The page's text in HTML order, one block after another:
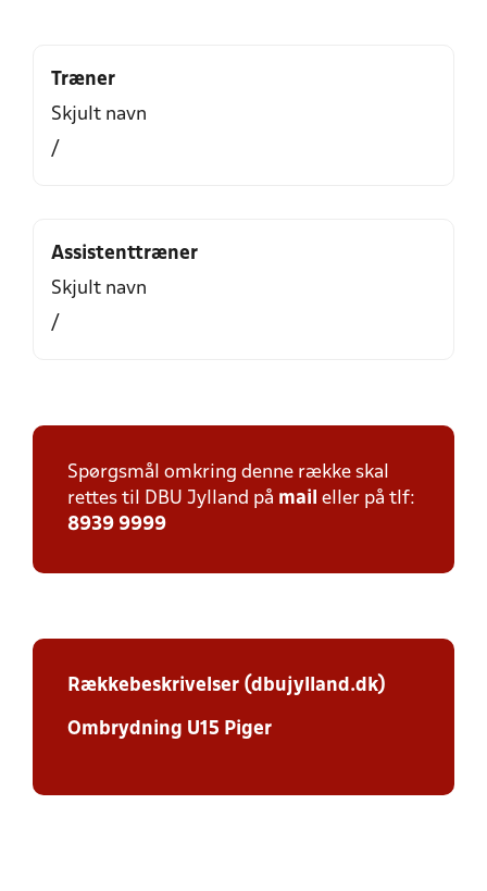
Træner
Skjult navn
/
Assistenttræner
Skjult navn
/
Spørgsmål omkring denne række skal
rettes til DBU Jylland på mail eller på tlf:
8939 9999
Rækkebeskrivelser (dbujylland.dk)
Ombrydning U15 Piger